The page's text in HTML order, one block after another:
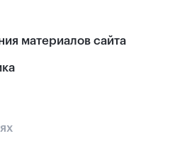
материалов сайта